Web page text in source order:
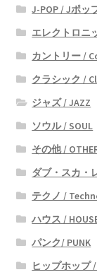
J-POP / Jポッ
エレクトロニ
カントリー /
クラシック /
ジャズ / JAZZ
ソウル / SOUL
その他 /
ダブ・スカ・
テクノ /
ハウス /
パンク/ PUNK
ヒップホップ /